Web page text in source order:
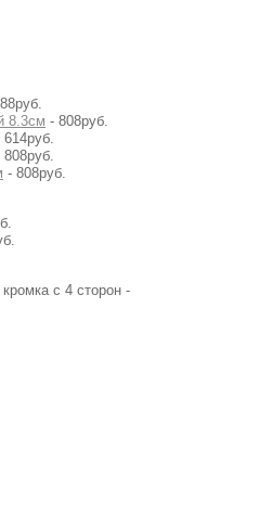
8.3см - 808руб.
614руб.
808руб.
- 808руб.
с 4 сторон -